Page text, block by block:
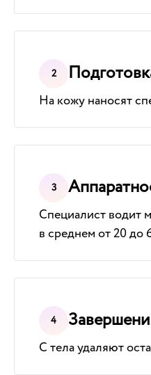
На кожу наносят
Специалист водит
в среднем от 20 до
С тела удаляют